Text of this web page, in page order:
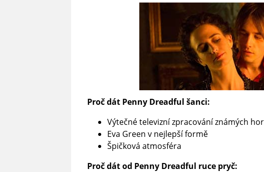
Proč dát Penny Dreadful šanci:
Výtečné televizní zpracování známých
Eva Green v nejlepší formě
Špičková atmosféra
Proč dát od Penny Dreadful ruce pryč: